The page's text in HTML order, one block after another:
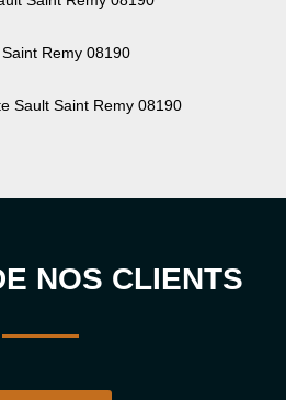
Remy 08190
Sault Saint Remy 08190
NOS CLIENTS